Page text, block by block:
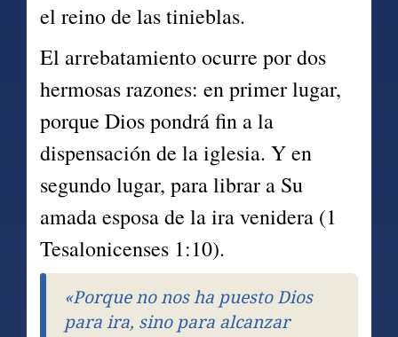
el reino de las tinieblas.
El arrebatamiento ocurre por dos
hermosas razones: en primer lugar,
porque Dios pondrá fin a la
dispensación de la iglesia. Y en
segundo lugar, para librar a Su
amada esposa de la ira venidera (1
Tesalonicenses 1:10).
«Porque no nos ha puesto Dios
para ira, sino para alcanzar